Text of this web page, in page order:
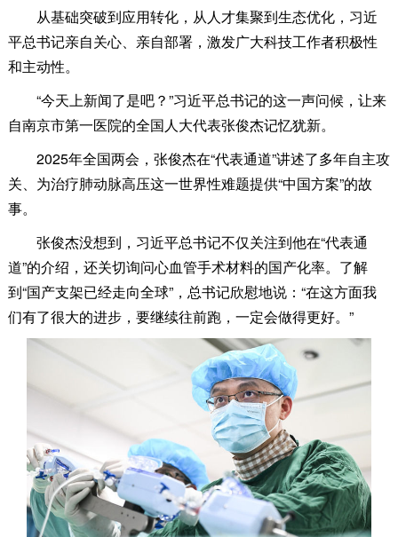
从基础突破到应用转化，从人才集聚到生态优化，习近
平总书记亲自关心、亲自部署，激发广大科技工作者积极性
和主动性。
“今天上新闻了是吧？”习近平总书记的这一声问候，让来
自南京市第一医院的全国人大代表张俊杰记忆犹新。
2025年全国两会，张俊杰在“代表通道”讲述了多年自主攻
关、为治疗肺动脉高压这一世界性难题提供“中国方案”的故
事。
张俊杰没想到，习近平总书记不仅关注到他在“代表通
道”的介绍，还关切询问心血管手术材料的国产化率。了解
到“国产支架已经走向全球”，总书记欣慰地说：“在这方面我
们有了很大的进步，要继续往前跑，一定会做得更好。”